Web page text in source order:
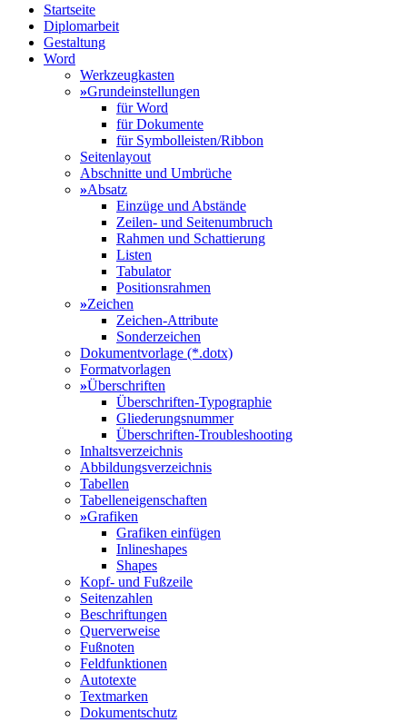
Startseite
Diplomarbeit
Gestaltung
Word
Werkzeugkasten
»Grundeinstellungen
für Word
für Dokumente
für Symbolleisten/Ribbon
Seitenlayout
Abschnitte und Umbrüche
»Absatz
Einzüge und Abstände
Zeilen- und Seitenumbruch
Rahmen und Schattierung
Listen
Tabulator
Positionsrahmen
»Zeichen
Zeichen-Attribute
Sonderzeichen
Dokumentvorlage (*.dotx)
Formatvorlagen
»Überschriften
Überschriften-Typographie
Gliederungsnummer
Überschriften-Troubleshooting
Inhaltsverzeichnis
Abbildungsverzeichnis
Tabellen
Tabelleneigenschaften
»Grafiken
Grafiken einfügen
Inlineshapes
Shapes
Kopf- und Fußzeile
Seitenzahlen
Beschriftungen
Querverweise
Fußnoten
Feldfunktionen
Autotexte
Textmarken
Dokumentschutz